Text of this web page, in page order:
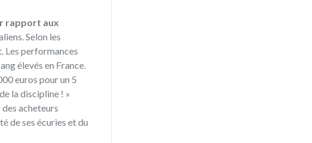
rapport aux
Selon les
Les performances
élevés en France.
euros pour un 5
la discipline ! »
acheteurs
de ses écuries et du